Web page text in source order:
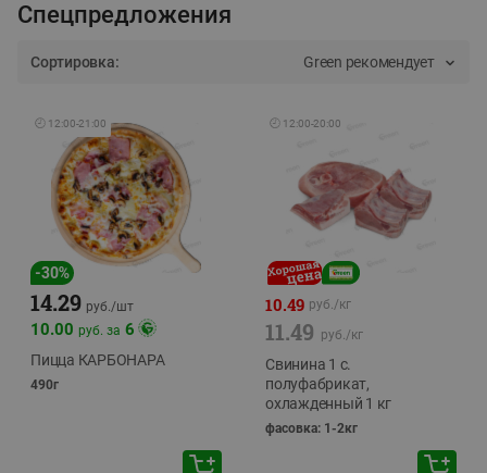
Спецпредложения
Сортировка: Green рекомендует
🕘 12:00-21:00
-30%
14.29 руб./шт
10.00 руб. за 6
Пицца КАРБОНАРА
490г
🕘 12:00-20:00
10.49 руб./кг
11.49 руб./кг
Свинина 1 с.
полуфабрикат,
охлажденный 1 кг
фасовка: 1-2кг